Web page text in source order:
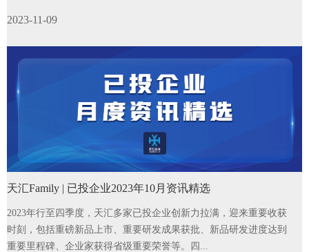
2023-11-09
天汇Family | 已投企业2023年10月资讯精选
2023年行至四季度，天汇多家已投企业创新力拉满，迎来重要收获
时刻，包括重磅新品上市、重要研发成果获批、新品研发进度达到
重要里程碑、企业家获得省级重要荣誉等。四...